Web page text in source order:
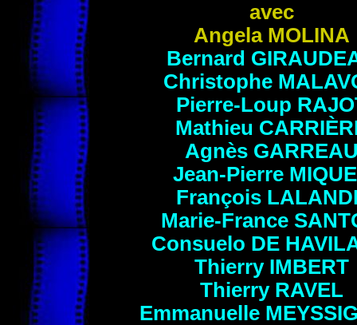
avec
Angela MOLINA
Bernard
Christophe
Pierre-Loup
Mathieu
Agnès
Jean-Pierre
François
Marie-France
Consuelo DE
Thierry IMBERT
Thierry RAVEL
Emmanuelle